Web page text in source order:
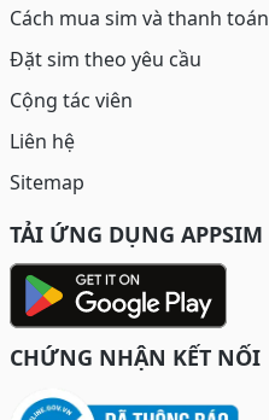
Cách mua sim và thanh toán
Đặt sim theo yêu cầu
Cộng tác viên
Liên hệ
Sitemap
TẢI ỨNG DỤNG APPSIM
CHỨNG NHẬN KẾT NỐI